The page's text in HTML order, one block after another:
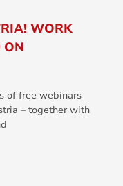
WORK
ON
of free webinars
– together with